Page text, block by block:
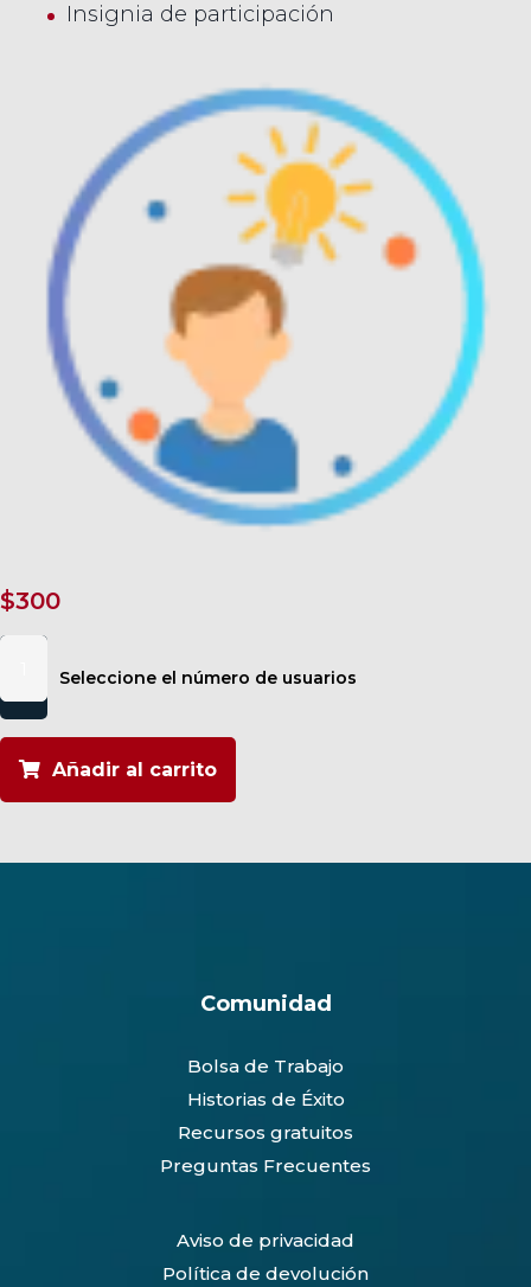
Insignia de participación
$300
Tu
Motivación
Personal
cantidad
Seleccione el número de usuarios
Añadir al carrito
Comunidad
Bolsa de Trabajo
Historias de Éxito
Recursos gratuitos
Preguntas Frecuentes
Aviso de privacidad
Política de devolución